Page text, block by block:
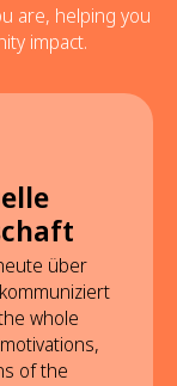
are, helping you
impact.
über
whole
of the